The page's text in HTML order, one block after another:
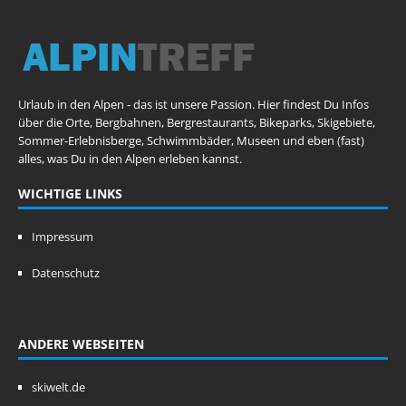
Urlaub in den Alpen - das ist unsere Passion. Hier findest Du Infos
über die Orte, Bergbahnen, Bergrestaurants, Bikeparks, Skigebiete,
Sommer-Erlebnisberge, Schwimmbäder, Museen und eben (fast)
alles, was Du in den Alpen erleben kannst.
WICHTIGE LINKS
Impressum
Datenschutz
ANDERE WEBSEITEN
skiwelt.de